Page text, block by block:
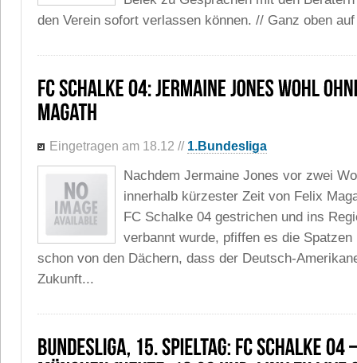
den Verein sofort verlassen können. // Ganz oben
Eingetragen am 18.12 // 1.Bundesliga
Nachdem Jermaine Jones vor zwei
innerhalb kürzester Zeit von Felix
FC Schalke 04 gestrichen und ins
verbannt wurde, pfiffen es die
schon von den Dächern, dass der Deutsch-
Zukunft...